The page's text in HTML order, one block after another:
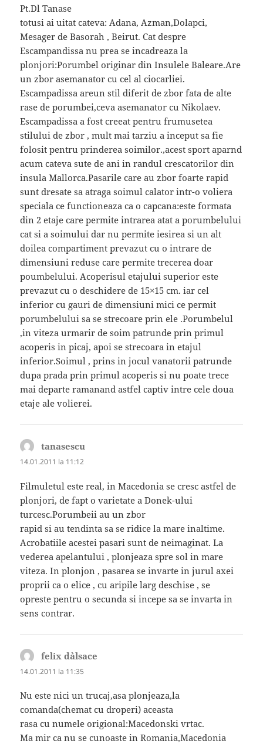
Pt.Dl Tanase
totusi ai uitat cateva: Adana, Azman,Dolapci,
Mesager de Basorah , Beirut. Cat despre
Escampandissa nu prea se incadreaza la
plonjori:Porumbel originar din Insulele Baleare.Are
un zbor asemanator cu cel al ciocarliei.
Escampadissa areun stil diferit de zbor fata de alte
rase de porumbei,ceva asemanator cu Nikolaev.
Escampadissa a fost creeat pentru frumusetea
stilului de zbor , mult mai tarziu a inceput sa fie
folosit pentru prinderea soimilor.,acest sport aparnd
acum cateva sute de ani in randul crescatorilor din
insula Mallorca.Pasarile care au zbor foarte rapid
sunt dresate sa atraga soimul calator intr-o voliera
speciala ce functioneaza ca o capcana:este formata
din 2 etaje care permite intrarea atat a porumbelului
cat si a soimului dar nu permite iesirea si un alt
doilea compartiment prevazut cu o intrare de
dimensiuni reduse care permite trecerea doar
poumbelului. Acoperisul etajului superior este
prevazut cu o deschidere de 15×15 cm. iar cel
inferior cu gauri de dimensiuni mici ce permit
porumbelului sa se strecoare prin ele .Porumbelul
,in viteza urmarir de soim patrunde prin primul
acoperis in picaj, apoi se strecoara in etajul
inferior.Soimul , prins in jocul vanatorii patrunde
dupa prada prin primul acoperis si nu poate trece
mai departe ramanand astfel captiv intre cele doua
etaje ale volierei.
tanasescu
14.01.2011 la 11:12
Filmuletul este real, in Macedonia se cresc astfel de
plonjori, de fapt o varietate a Donek-ului
turcesc.Porumbeii au un zbor
rapid si au tendinta sa se ridice la mare inaltime.
Acrobatiile acestei pasari sunt de neimaginat. La
vederea apelantului , plonjeaza spre sol in mare
viteza. In plonjon , pasarea se invarte in jurul axei
proprii ca o elice , cu aripile larg deschise , se
opreste pentru o secunda si incepe sa se invarta in
sens contrar.
felix d`alsace
14.01.2011 la 11:35
Nu este nici un trucaj,asa plonjeaza,la
comanda(chemat cu droperi) aceasta
rasa cu numele origional:Macedonski vrtac.
Ma mir ca nu se cunoaste in Romania,Macedonia